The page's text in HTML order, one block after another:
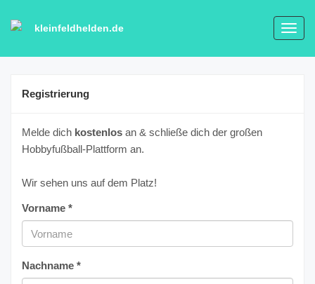
kleinfeldhelden.de
Registrierung
Melde dich kostenlos an & schließe dich der großen
Hobbyfußball-Plattform an.
Wir sehen uns auf dem Platz!
Vorname *
Nachname *